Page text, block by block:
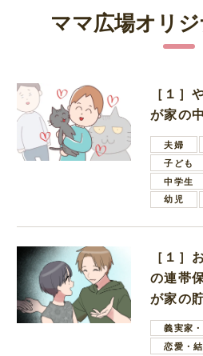
ママ広場オリ
［１］
が家の
夫婦
子ども
中学生
幼児
［１］
の連帯
が家の
しいと
義実家
恋愛・